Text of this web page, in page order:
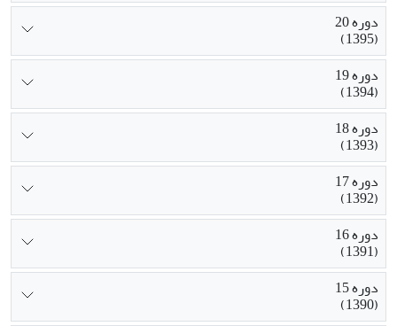
دوره 20
(1395)
دوره 19
(1394)
دوره 18
(1393)
دوره 17
(1392)
دوره 16
(1391)
دوره 15
(1390)